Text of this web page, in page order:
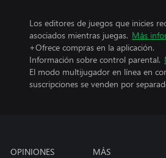
Los editores de juegos que inicies
asociados mientras juegas. Más
+Ofrece compras en la aplicación.
Información sobre control parental.
El modo multijugador en línea en
suscripciones se venden por
OPINIONES MÁS